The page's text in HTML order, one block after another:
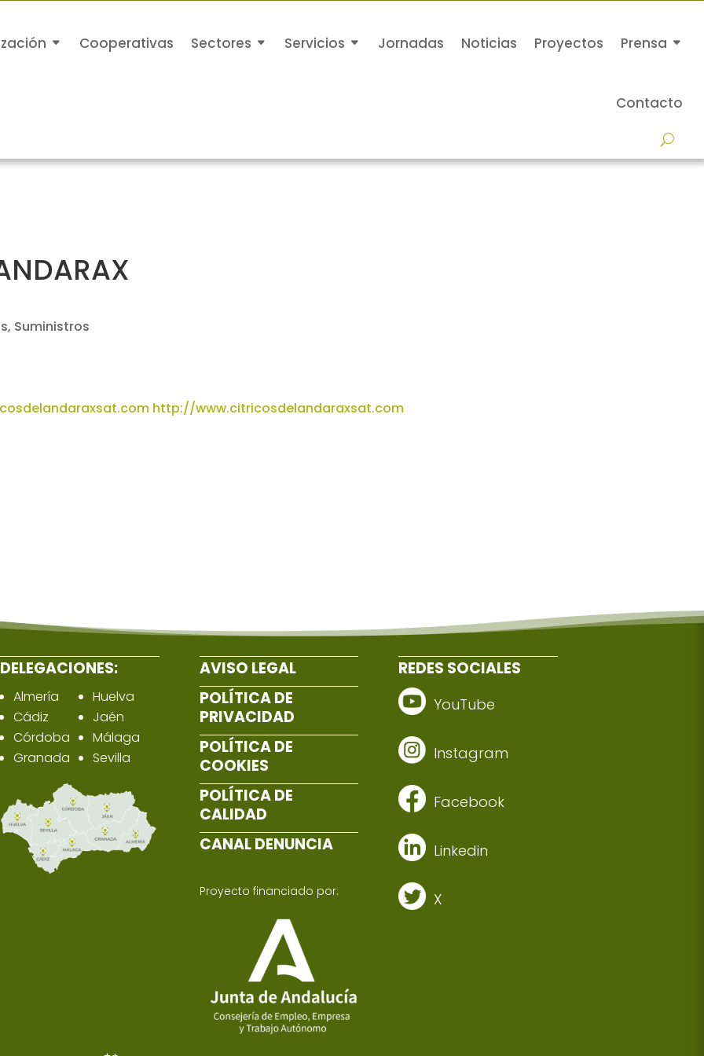
Cooperativas Sectores Servicios Jornadas Noticias Proyectos Prensa
Contacto
Suministros
http://www.citricosdelandaraxsat.com
DELEGACIONES:
Almería
Cádiz
Córdoba
Granada
Huelva
Jaén
Málaga
Sevilla
AVISO LEGAL
POLÍTICA DE
PRIVACIDAD
POLÍTICA DE
COOKIES
POLÍTICA DE
CALIDAD
CANAL DENUNCIA
Proyecto financiado por:
REDES SOCIALES
YouTube
Instagram
Facebook
Linkedin
X